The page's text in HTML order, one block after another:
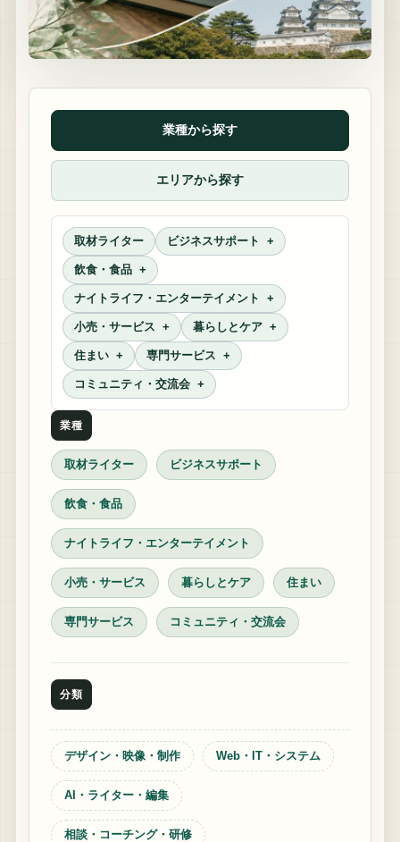
業種から探す
エリアから探す
取材ライター ビジネスサポート
飲食・食品
ナイトライフ・エンターテイメント
小売・サービス 暮らしとケア
住まい 専門サービス
コミュニティ・交流会
業種
取材ライター ビジネスサポート
飲食・食品
ナイトライフ・エンターテイメント
小売・サービス 暮らしとケア 住まい
専門サービス コミュニティ・交流会
分類
デザイン・映像・制作 Web・IT・システム
AI・ライター・編集
相談・コーチング・研修